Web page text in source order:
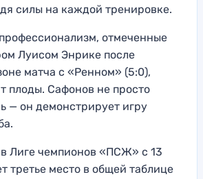
силы на каждой тренировке.
отмеченные
Луисом Энрике после
матча с «Ренном» (5:0),
плоды. Сафонов не просто
— он демонстрирует игру
Лиге чемпионов «ПСЖ» с 13
третье место в общей таблице